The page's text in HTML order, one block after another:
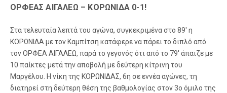
ΟΡΦΕΑΣ ΑΙΓΑΛΕΩ – ΚΟΡΩΝΙΔΑ 0-1!
Στα τελευταία λεπτά του αγώνα, συγκεκριμένα στο 89′ η
ΚΟΡΩΝΙΔΑ με τον Καμπίτση κατάφερε να πάρει το διπλό από
τον ΟΡΦΕΑ ΑΙΓΑΛΕΩ, παρά το γεγονός ότι από το 79′ άπαιζε με
10 παίκτες μετά την αποβολή με δεύτερη κίτρινη του
Μαργέλου. Η νίκη της ΚΟΡΩΝΙΔΑΣ, 6η σε εννέα αγώνες, τη
διατηρεί στη δεύτερη θέση της βαθμολογίας στον 3ο όμιλο της